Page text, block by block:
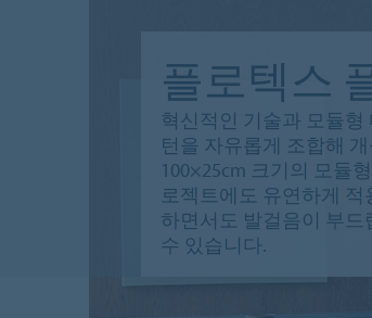
플로텍스
혁신적인 기술과 모듈
턴을 자유롭게 조합해
100×25cm 크기의 모듈
로젝트에도 유연하게
하면서도 발걸음이 부
수 있습니다.